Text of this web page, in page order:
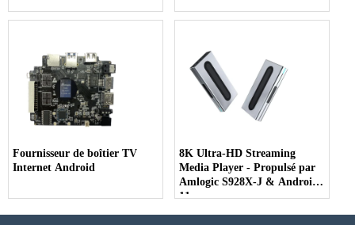
Fournisseur de boîtier TV
Internet Android
8K Ultra-HD Streaming
Media Player - Propulsé par
Amlogic S928X-J & Android
11